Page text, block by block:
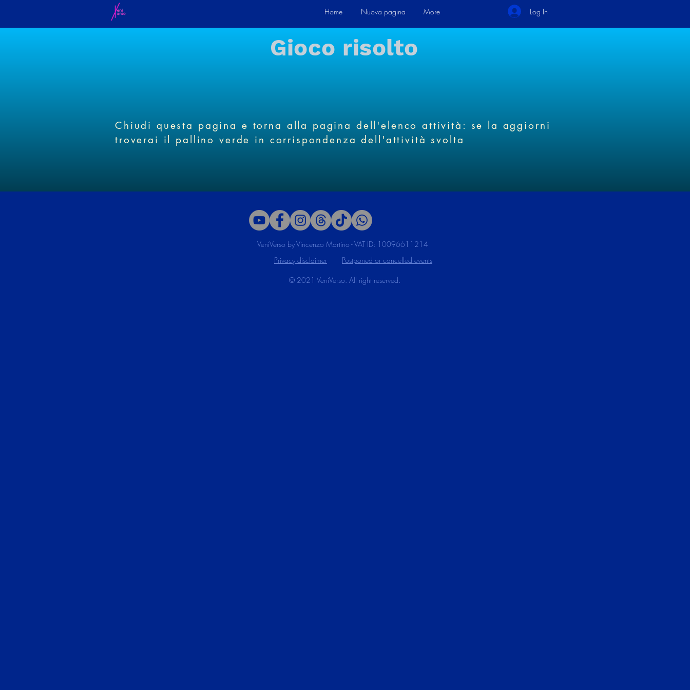
Home Nuova pagina More Log In
Gioco risolto
Chiudi questa pagina e torna alla pagina dell'elenco attività: se la aggiorni
troverai il pallino verde in corrispondenza dell'attività svolta
VeniVerso by Vincenzo Martino - VAT ID: 10096611214
Privacy disclaimer
Postponed or cancelled events
© 2021 VeniVerso. All right reserved.